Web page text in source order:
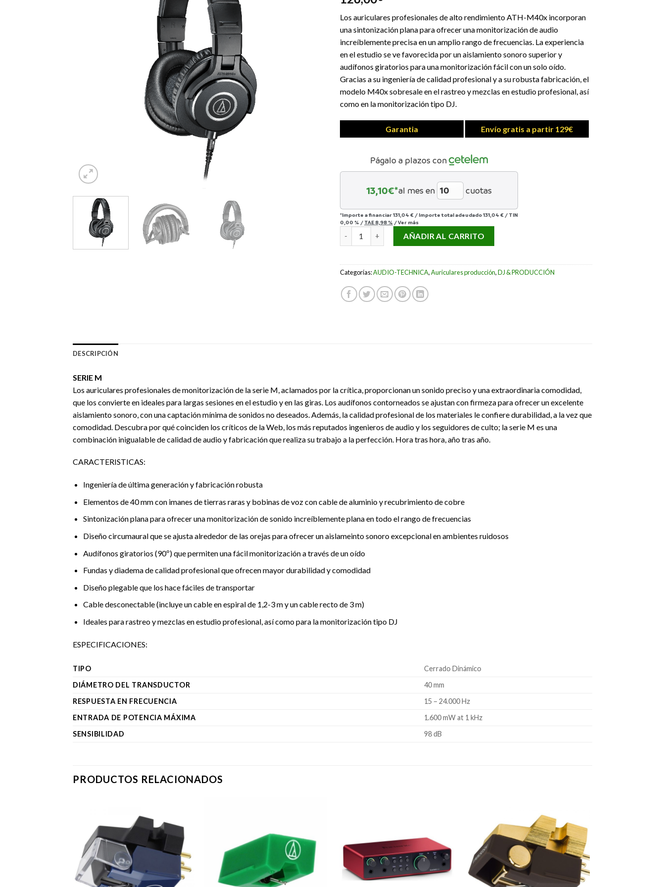
Los auriculares profesionales de alto rendimiento ATH-M40x incorporan
una sintonización plana para ofrecer una monitorización de audio
increíblemente precisa en un amplio rango de frecuencias. La experiencia
en el estudio se ve favorecida por un aislamiento sonoro superior y
audífonos giratorios para una monitorización fácil con un solo oído.
Gracias a su ingeniería de calidad profesional y a su robusta fabricación, el
modelo M40x sobresale en el rastreo y mezclas en estudio profesional, así
como en la monitorización tipo DJ.
Garantia Envío gratis a partir 129€
Págalo a plazos con
13,10€*al mes en cuotas
*Importe a financiar131,04 € / Importe total adeudado131,04 € / TIN
0,00 % / TAE 8,98 % /Ver más
AURICULAR AUDIO-TECHNICA ATH-M40x cantidad
AÑADIR AL CARRITO
Categorías:AUDIO-TECHNICA,Auriculares producción,DJ & PRODUCCIÓN
DESCRIPCIÓN
SERIE M
Los auriculares profesionales de monitorización de la serie M, aclamados por la crítica, proporcionan un sonido preciso y una extraordinaria comodidad,
que los convierte en ideales para largas sesiones en el estudio y en las giras. Los audífonos contorneados se ajustan con firmeza para ofrecer un excelente
aislamiento sonoro, con una captación mínima de sonidos no deseados. Además, la calidad profesional de los materiales le confiere durabilidad, a la vez que
comodidad. Descubra por qué coinciden los críticos de la Web, los más reputados ingenieros de audio y los seguidores de culto; la serie M es una
combinación inigualable de calidad de audio y fabricación que realiza su trabajo a la perfección. Hora tras hora, año tras año.
CARACTERISTICAS:
Ingeniería de última generación y fabricación robusta
Elementos de 40 mm con imanes de tierras raras y bobinas de voz con cable de aluminio y recubrimiento de cobre
Sintonización plana para ofrecer una monitorización de sonido increíblemente plana en todo el rango de frecuencias
Diseño circumaural que se ajusta alrededor de las orejas para ofrecer un aislameinto sonoro excepcional en ambientes ruidosos
Audífonos giratorios (90º) que permiten una fácil monitorización a través de un oído
Fundas y diadema de calidad profesional que ofrecen mayor durabilidad y comodidad
Diseño plegable que los hace fáciles de transportar
Cable desconectable (incluye un cable en espiral de 1,2-3 m y un cable recto de 3 m)
Ideales para rastreo y mezclas en estudio profesional, así como para la monitorización tipo DJ
ESPECIFICACIONES:
TIPO
Cerrado Dinámico
DIÁMETRO DEL TRANSDUCTOR
40 mm
RESPUESTA EN FRECUENCIA
15 – 24.000 Hz
ENTRADA DE POTENCIA MÁXIMA
1.600 mW at 1 kHz
SENSIBILIDAD
98 dB
PRODUCTOS RELACIONADOS